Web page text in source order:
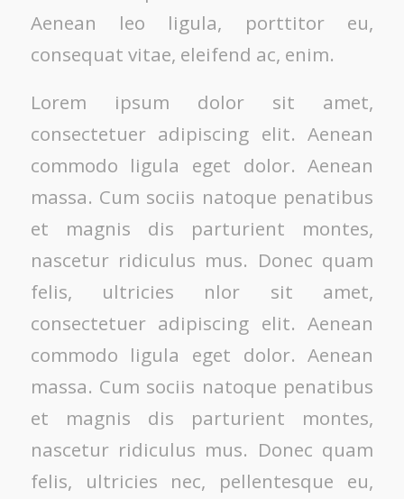
Aenean leo ligula, porttitor eu,
consequat vitae, eleifend ac, enim.
Lorem ipsum dolor sit amet,
consectetuer adipiscing elit. Aenean
commodo ligula eget dolor. Aenean
massa. Cum sociis natoque penatibus
et magnis dis parturient montes,
nascetur ridiculus mus. Donec quam
felis, ultricies nlor sit amet,
consectetuer adipiscing elit. Aenean
commodo ligula eget dolor. Aenean
massa. Cum sociis natoque penatibus
et magnis dis parturient montes,
nascetur ridiculus mus. Donec quam
felis, ultricies nec, pellentesque eu,